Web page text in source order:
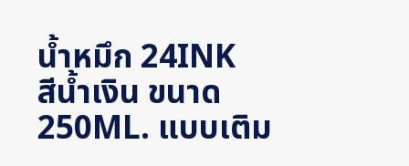
น้ำหมึก 24INK
สีน้ำเงิน ขนาด
250ML. แบบเติม